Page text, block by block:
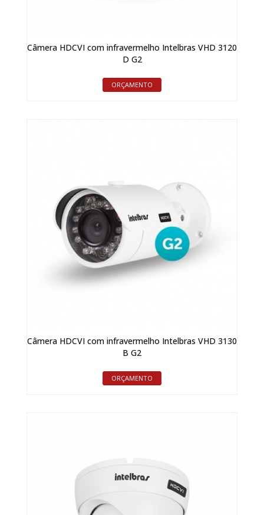
Câmera HDCVI com infravermelho Intelbras VHD 3120
D G2
ORÇAMENTO
Câmera HDCVI com infravermelho Intelbras VHD 3130
B G2
ORÇAMENTO